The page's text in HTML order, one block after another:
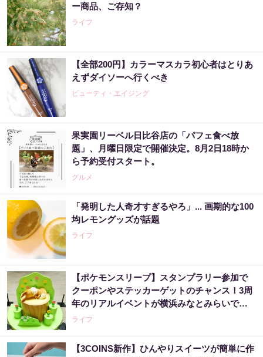
ー商品、ご存知？
ライフ
【全部200円】カラーマスカラ初心者はとりあ
えずダイソーへ行くべき
ビューティ・エイジング
果実園リーベル日比谷店の「パフェ食べ放
題」、月曜日限定で開催決定。8月2日18時か
ら予約受付スタート。
グルメ
「発明した人奇才すぎるやろ」... 画期的な100
均レモングッズが話題
ライフ
【ポケモンスリープ】スタンプラリー参加で
クーポンやステッカーゲットのチャンス！3周
年のリアルイベントが横浜みなとみらいで開
催中《8月23日まで》
ライフ
【3COINS新作】ひんやりスイーツが簡単に作